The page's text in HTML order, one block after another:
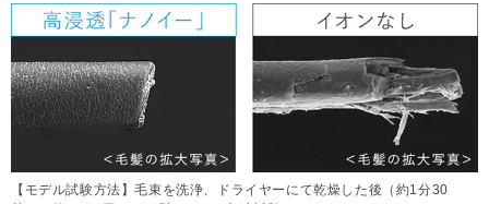
【モデル試験方法】毛束を洗浄、ドライヤーにて乾燥した後（約1分30